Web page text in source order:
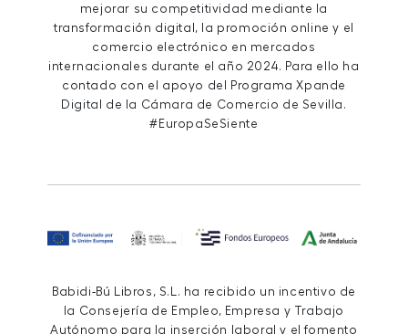
mejorar su competitividad mediante la
transformación digital, la promoción online y el
comercio electrónico en mercados
internacionales durante el año 2024. Para ello ha
contado con el apoyo del Programa Xpande
Digital de la Cámara de Comercio de Sevilla.
#EuropaSeSiente
Babidi-Bú Libros, S.L. ha recibido un incentivo de
la Consejería de Empleo, Empresa y Trabajo
Autónomo para la inserción laboral y el fomento